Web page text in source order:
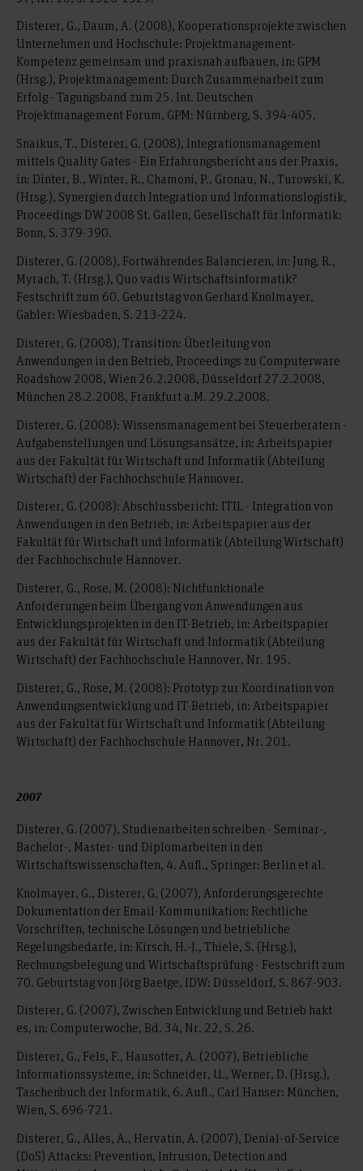
Disterer, G., Daum, A. (2008), Kooperationsprojekte zwischen
Unternehmen und Hochschule: Projektmanagement-
Kompetenz gemeinsam und praxisnah aufbauen, in: GPM
(Hrsg.), Projektmanagement: Durch Zusammenarbeit zum
Erfolg - Tagungsband zum 25. Int. Deutschen
Projektmanagement Forum, GPM: Nürnberg, S. 394-405.
Snaikus, T., Disterer, G. (2008), Integrationsmanagement
mittels Quality Gates - Ein Erfahrungsbericht aus der Praxis,
in: Dinter, B., Winter, R., Chamoni, P., Gronau, N., Turowski, K.
(Hrsg.), Synergien durch Integration und Informationslogistik,
Proceedings DW 2008 St. Gallen, Gesellschaft für Informatik:
Bonn, S. 379-390.
Disterer, G. (2008), Fortwährendes Balancieren, in: Jung, R.,
Myrach, T. (Hrsg.), Quo vadis Wirtschaftsinformatik?
Festschrift zum 60. Geburtstag von Gerhard Knolmayer,
Gabler: Wiesbaden, S. 213-224.
Disterer, G. (2008), Transition: Überleitung von
Anwendungen in den Betrieb, Proceedings zu Computerware
Roadshow 2008, Wien 26.2.2008, Düsseldorf 27.2.2008,
München 28.2.2008, Frankfurt a.M. 29.2.2008.
Disterer, G. (2008): Wissensmanagement bei Steuerberatern -
Aufgabenstellungen und Lösungsansätze, in: Arbeitspapier
aus der Fakultät für Wirtschaft und Informatik (Abteilung
Wirtschaft) der Fachhochschule Hannover.
Disterer, G. (2008): Abschlussbericht: ITIL - Integration von
Anwendungen in den Betrieb, in: Arbeitspapier aus der
Fakultät für Wirtschaft und Informatik (Abteilung Wirtschaft)
der Fachhochschule Hannover.
Disterer, G., Rose, M. (2008): Nichtfunktionale
Anforderungen beim Übergang von Anwendungen aus
Entwicklungsprojekten in den IT-Betrieb, in: Arbeitspapier
aus der Fakultät für Wirtschaft und Informatik (Abteilung
Wirtschaft) der Fachhochschule Hannover, Nr. 195.
Disterer, G., Rose, M. (2008): Prototyp zur Koordination von
Anwendungsentwicklung und IT-Betrieb, in: Arbeitspapier
aus der Fakultät für Wirtschaft und Informatik (Abteilung
Wirtschaft) der Fachhochschule Hannover, Nr. 201.
2007
Disterer, G. (2007), Studienarbeiten schreiben - Seminar-,
Bachelor-, Master- und Diplomarbeiten in den
Wirtschaftswissenschaften, 4. Aufl., Springer: Berlin et al.
Knolmayer, G., Disterer, G. (2007), Anforderungsgerechte
Dokumentation der Email-Kommunikation: Rechtliche
Vorschriften, technische Lösungen und betriebliche
Regelungsbedarfe, in: Kirsch, H.-J., Thiele, S. (Hrsg.),
Rechnungsbelegung und Wirtschaftsprüfung - Festschrift zum
70. Geburtstag von Jörg Baetge, IDW: Düsseldorf, S. 867-903.
Disterer, G. (2007), Zwischen Entwicklung und Betrieb hakt
es, in: Computerwoche, Bd. 34, Nr. 22, S. 26.
Disterer, G., Fels, F., Hausotter, A. (2007), Betriebliche
Informationssysteme, in: Schneider, U., Werner, D. (Hrsg.),
Taschenbuch der Informatik, 6. Aufl., Carl Hanser: München,
Wien, S. 696-721.
Disterer, G., Alles, A., Hervatin, A. (2007), Denial-of-Service
(DoS) Attacks: Prevention, Intrusion, Detection and